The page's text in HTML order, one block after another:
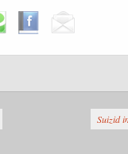
Suizid